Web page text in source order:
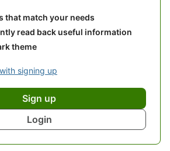
that match your needs
read back useful information
theme
signing up
Sign up
Login